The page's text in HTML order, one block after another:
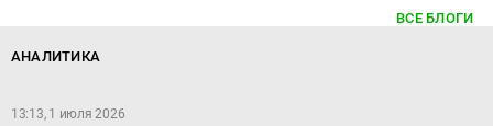
ВСЕ БЛОГИ
АНАЛИТИКА
13:13, 1 июля 2026